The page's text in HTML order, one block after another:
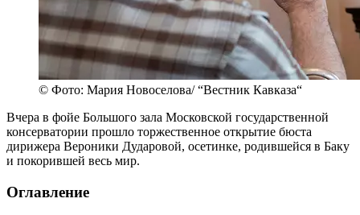
© Фото: Мария Новоселова/ “Вестник Кавказа“
Вчера в фойе Большого зала Московской государственной
консерватории прошло торжественное открытие бюста
дирижера Вероники Дударовой, осетинке, родившейся в Баку
и покорившей весь мир.
Оглавление